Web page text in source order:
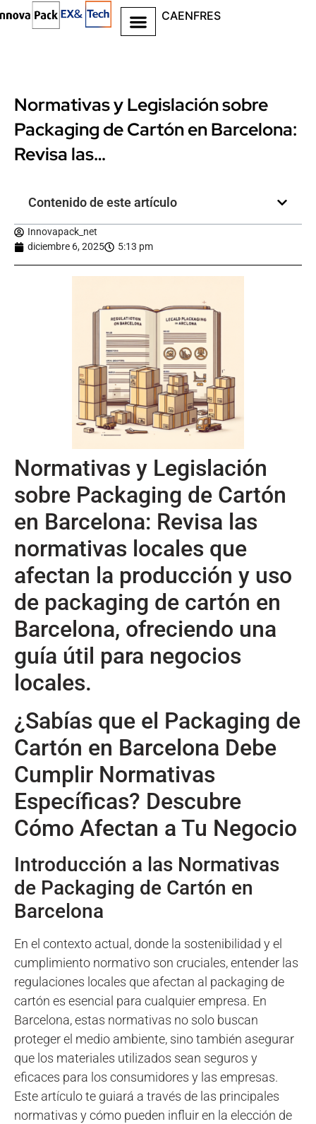
CAENFRES
Normativas y Legislación sobre
Packaging de Cartón en Barcelona:
Revisa las…
Contenido de este artículo
Innovapack_net
diciembre 6, 2025
5:13 pm
Normativas y Legislación
sobre Packaging de Cartón
en Barcelona: Revisa las
normativas locales que
afectan la producción y uso
de packaging de cartón en
Barcelona, ofreciendo una
guía útil para negocios
locales.
¿Sabías que el Packaging de
Cartón en Barcelona Debe
Cumplir Normativas
Específicas? Descubre
Cómo Afectan a Tu Negocio
Introducción a las Normativas
de Packaging de Cartón en
Barcelona
En el contexto actual, donde la sostenibilidad y el
cumplimiento normativo son cruciales, entender las
regulaciones locales que afectan al packaging de
cartón es esencial para cualquier empresa. En
Barcelona, estas normativas no solo buscan
proteger el medio ambiente, sino también asegurar
que los materiales utilizados sean seguros y
eficaces para los consumidores y las empresas.
Este artículo te guiará a través de las principales
normativas y cómo pueden influir en la elección de